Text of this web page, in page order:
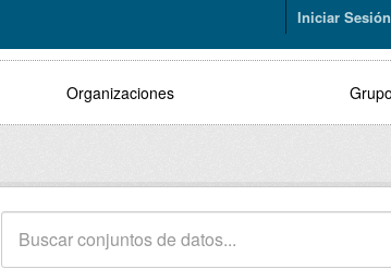
Iniciar Sesión
Organizaciones